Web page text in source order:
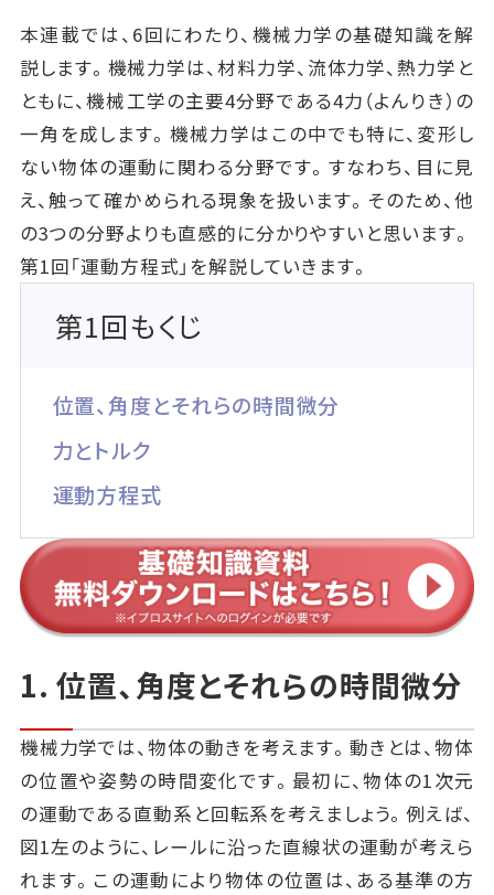
本連載では、6回にわたり、機械力学の基礎知識を解
説します。機械力学は、材料力学、流体力学、熱力学と
ともに、機械工学の主要4分野である4力（よんりき）の
一角を成します。機械力学はこの中でも特に、変形し
ない物体の運動に関わる分野です。すなわち、目に見
え、触って確かめられる現象を扱います。そのため、他
の3つの分野よりも直感的に分かりやすいと思います。
第1回「運動方程式」を解説していきます。
第1回もくじ
位置、角度とそれらの時間微分
力とトルク
運動方程式
1. 位置、角度とそれらの時間微分
機械力学では、物体の動きを考えます。動きとは、物体
の位置や姿勢の時間変化です。最初に、物体の1次元
の運動である直動系と回転系を考えましょう。例えば、
図1左のように、レールに沿った直線状の運動が考えら
れます。この運動により物体の位置は、ある基準の方